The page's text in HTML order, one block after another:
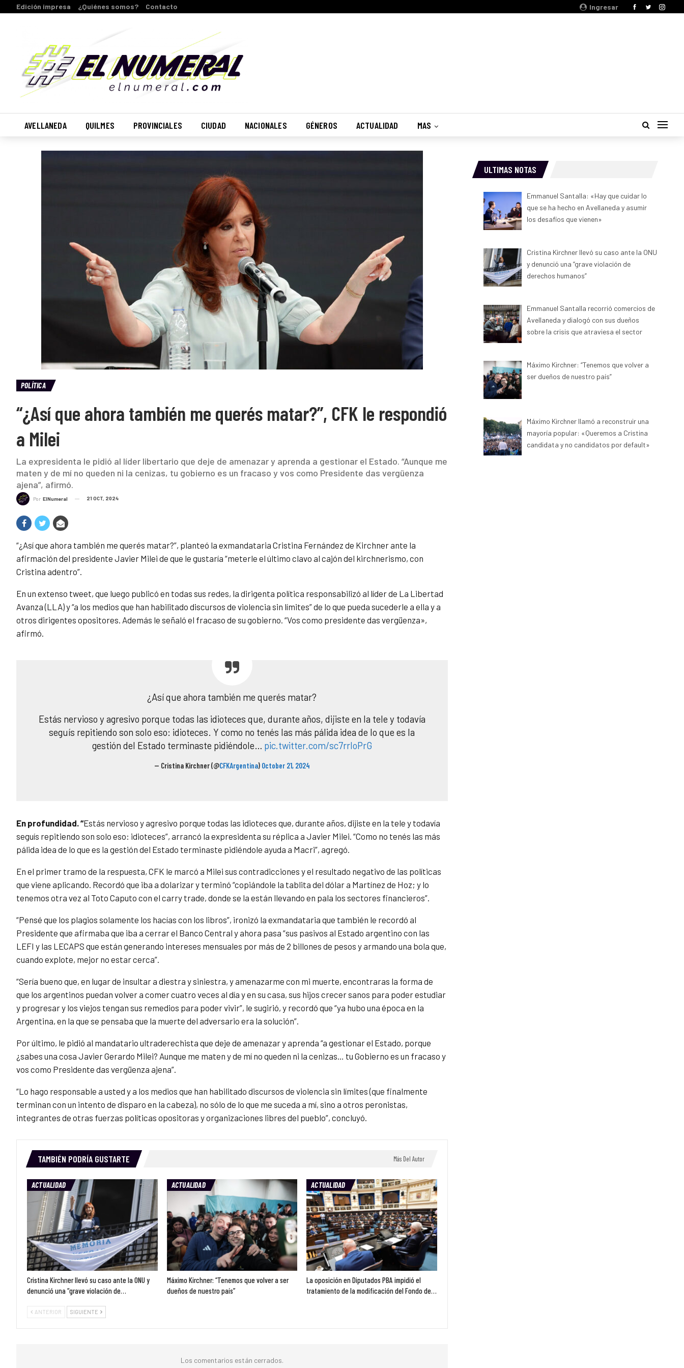
Ingresar
Edición impresa ¿Quiénes somos? Contacto
AVELLANEDA QUILMES PROVINCIALES CIUDAD NACIONALES GÉNEROS ACTUALIDAD MAS
POLÍTICA
“¿Así que ahora también me querés matar?”, CFK le respondió
a Milei
La expresidenta le pidió al líder libertario que deje de amenazar y aprenda a gestionar el Estado. “Aunque me
maten y de mí no queden ni la cenizas, tu gobierno es un fracaso y vos como Presidente das vergüenza
ajena”, afirmó.
Por ElNumeral 21 OCT, 2024
“¿Así que ahora también me querés matar?”, planteó la exmandataria Cristina Fernández de Kirchner ante la
afirmación del presidente Javier Milei de que le gustaría “meterle el último clavo al cajón del kirchnerismo, con
Cristina adentro”.
En un extenso tweet, que luego publicó en todas sus redes, la dirigenta política responsabilizó al líder de La Libertad
Avanza (LLA) y “a los medios que han habilitado discursos de violencia sin límites” de lo que pueda sucederle a ella y a
otros dirigentes opositores. Además le señaló el fracaso de su gobierno. “Vos como presidente das vergüenza»,
afirmó.
¿Así que ahora también me querés matar?
Estás nervioso y agresivo porque todas las idioteces que, durante años, dijiste en la tele y todavía
seguís repitiendo son solo eso: idioteces. Y como no tenés las más pálida idea de lo que es la
gestión del Estado terminaste pidiéndole… pic.twitter.com/sc7rrloPrG
— Cristina Kirchner (@CFKArgentina) October 21, 2024
En profundidad. “Estás nervioso y agresivo porque todas las idioteces que, durante años, dijiste en la tele y todavía
seguís repitiendo son solo eso: idioteces”, arrancó la expresidenta su réplica a Javier Milei. “Como no tenés las más
pálida idea de lo que es la gestión del Estado terminaste pidiéndole ayuda a Macri”, agregó.
En el primer tramo de la respuesta, CFK le marcó a Milei sus contradicciones y el resultado negativo de las políticas
que viene aplicando. Recordó que iba a dolarizar y terminó “copiándole la tablita del dólar a Martínez de Hoz; y lo
tenemos otra vez al Toto Caputo con el carry trade, donde se la están llevando en pala los sectores financieros”.
“Pensé que los plagios solamente los hacías con los libros”, ironizó la exmandataria que también le recordó al
Presidente que afirmaba que iba a cerrar el Banco Central y ahora pasa “sus pasivos al Estado argentino con las
LEFI y las LECAPS que están generando intereses mensuales por más de 2 billones de pesos y armando una bola que,
cuando explote, mejor no estar cerca”.
“Sería bueno que, en lugar de insultar a diestra y siniestra, y amenazarme con mi muerte, encontraras la forma de
que los argentinos puedan volver a comer cuatro veces al día y en su casa, sus hijos crecer sanos para poder estudiar
y progresar y los viejos tengan sus remedios para poder vivir”, le sugirió, y recordó que “ya hubo una época en la
Argentina, en la que se pensaba que la muerte del adversario era la solución”.
Por último, le pidió al mandatario ultraderechista que deje de amenazar y aprenda “a gestionar el Estado, porque
¿sabes una cosa Javier Gerardo Milei? Aunque me maten y de mí no queden ni la cenizas… tu Gobierno es un fracaso y
vos como Presidente das vergüenza ajena”.
“Lo hago responsable a usted y a los medios que han habilitado discursos de violencia sin límites (que finalmente
terminan con un intento de disparo en la cabeza), no sólo de lo que me suceda a mí, sino a otros peronistas,
integrantes de otras fuerzas políticas opositoras y organizaciones libres del pueblo”, concluyó.
TAMBIÉN PODRÍA GUSTARTE Más Del Autor
ACTUALIDAD
Cristina Kirchner llevó su caso ante la ONU y
denunció una “grave violación de…
ACTUALIDAD
Máximo Kirchner: “Tenemos que volver a ser
dueños de nuestro país”
ACTUALIDAD
La oposición en Diputados PBA impidió el
tratamiento de la modificación del Fondo de…
ANTERIOR SIGUIENTE
Los comentarios están cerrados.
ULTIMAS NOTAS
Emmanuel Santalla: «Hay que cuidar lo
que se ha hecho en Avellaneda y asumir
los desafíos que vienen»
Cristina Kirchner llevó su caso ante la ONU
y denunció una “grave violación de
derechos humanos”
Emmanuel Santalla recorrió comercios de
Avellaneda y dialogó con sus dueños
sobre la crisis que atraviesa el sector
Máximo Kirchner: “Tenemos que volver a
ser dueños de nuestro país”
Máximo Kirchner llamó a reconstruir una
mayoría popular: «Queremos a Cristina
candidata y no candidatos por default»